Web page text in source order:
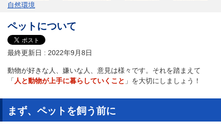
自然環境
ペットについて
最終更新日 : 2022年9月8日
動物が好きな人、嫌いな人、意見は様々です。それを踏まえて
「 人と動物が上手に暮らしていくこと 」を大切にしましょう！
まず、ペットを飼う前に